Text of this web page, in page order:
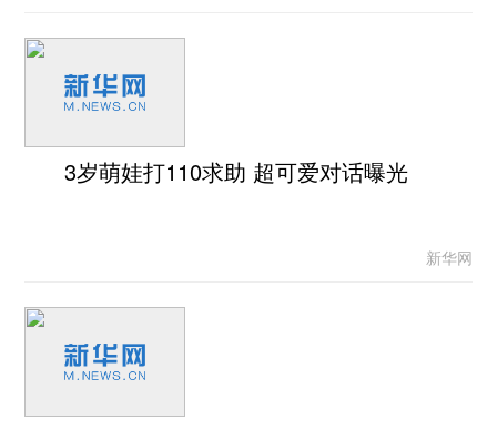
3岁萌娃打110求助 超可爱对话曝光
新华网